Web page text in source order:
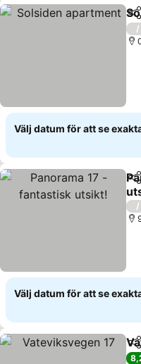
/
Välj datum för att se
/
Välj datum för att se